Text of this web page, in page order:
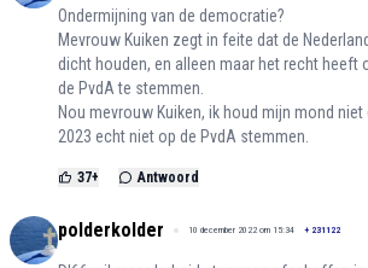
Ondermijning van de democratie?
Mevrouw Kuiken zegt in feite dat de
dicht houden, en alleen maar het recht heeft
de PvdA te stemmen.
Nou mevrouw Kuiken, ik houd mijn mond
2023 echt niet op de PvdA stemmen.
37+ Antwoord
polderkolder 10 december 2022 om 15:34 + 231122